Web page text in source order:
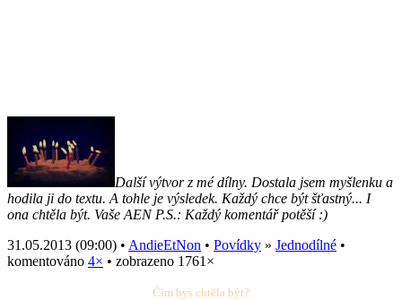
Další výtvor z mé dílny. Dostala jsem myšlenku a
hodila ji do textu. A tohle je výsledek. Každý chce být šťastný... I
ona chtěla být. Vaše AEN P.S.: Každý komentář potěší :)
31.05.2013 (09:00) • AndieEtNon • Povídky » Jednodílné •
komentováno 4× • zobrazeno 1761×
Čím bys chtěla být?